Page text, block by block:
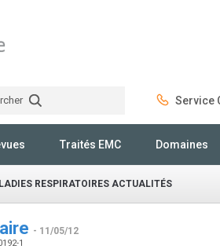
Service
Traités EMC Domaines
RESPIRATOIRES ACTUALITÉS
- 11/05/12
1